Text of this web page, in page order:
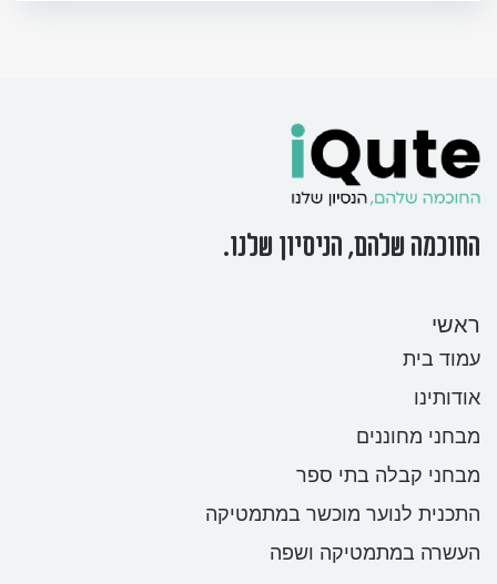
החוכמה שלהם, הניסיון שלנו.
ראשי
עמוד בית
אודותינו
מבחני מחוננים
מבחני קבלה בתי ספר
התכנית לנוער מוכשר במתמטיקה
העשרה במתמטיקה ושפה